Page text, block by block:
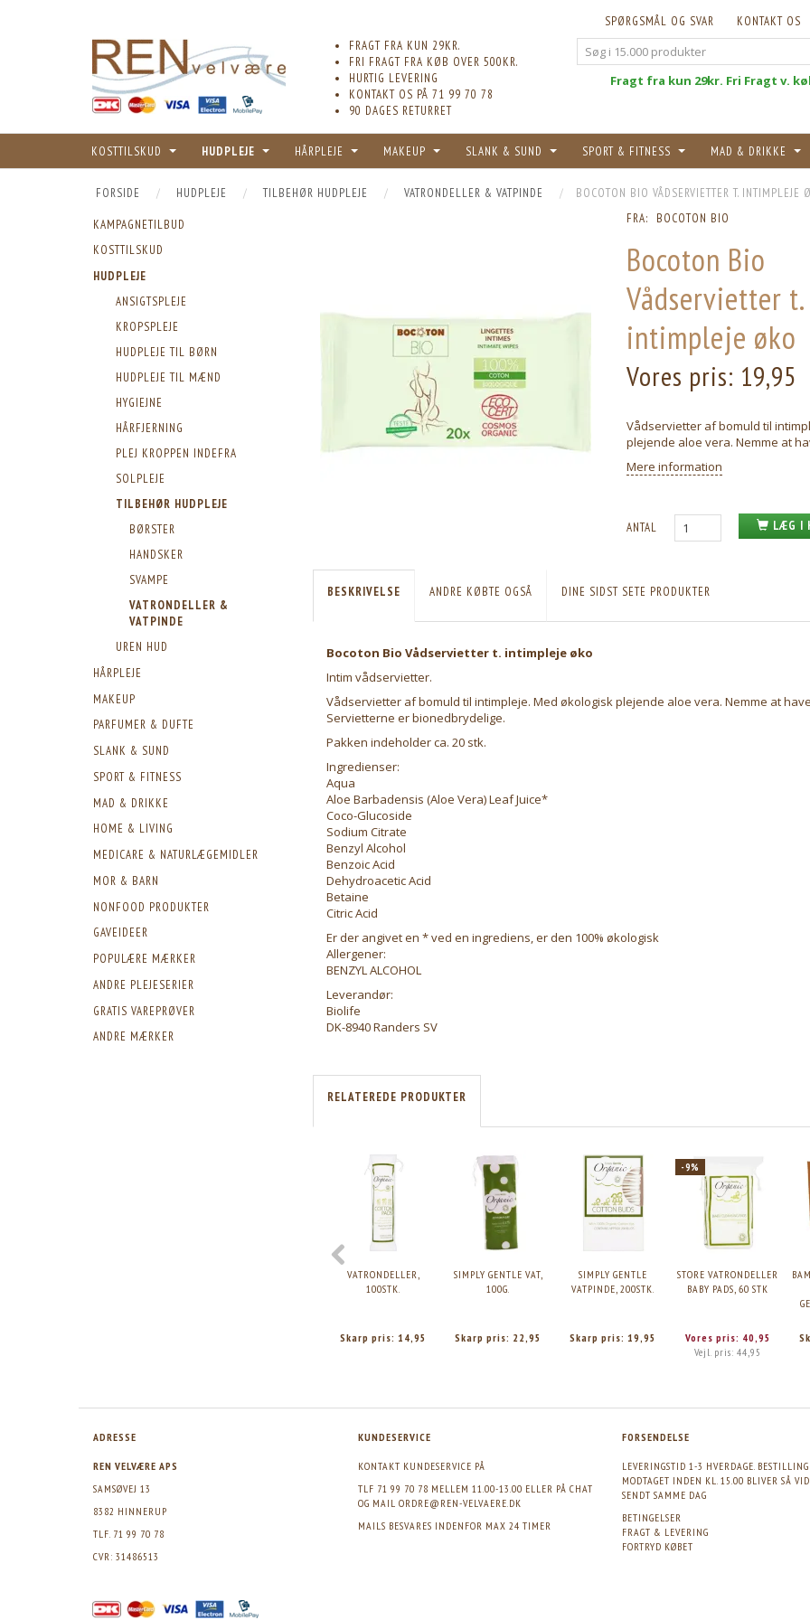
KONTAKT OS
SPØRGSMÅL OG SVAR
FRAGT FRA KUN 29KR.
FRI FRAGT FRA KØB OVER 500KR.
HURTIG LEVERING
KONTAKT OS PÅ 71 99 70 78
90 DAGES RETURRET
Fragt fra kun 29kr. Fri Fragt v.
KOSTTILSKUD HUDPLEJE HÅRPLEJE MAKEUP SLANK & SUND SPORT & FITNESS MAD & DRIKKE
FORSIDE HUDPLEJE TILBEHØR HUDPLEJE VATRONDELLER & VATPINDE BOCOTON BIO VÅDSERVIETTER T. INTIMPLEJE
KAMPAGNETILBUD
KOSTTILSKUD
HUDPLEJE
ANSIGTSPLEJE
KROPSPLEJE
HUDPLEJE TIL BØRN
HUDPLEJE TIL MÆND
HYGIEJNE
HÅRFJERNING
PLEJ KROPPEN INDEFRA
SOLPLEJE
TILBEHØR HUDPLEJE
BØRSTER
HANDSKER
SVAMPE
VATRONDELLER &
VATPINDE
UREN HUD
HÅRPLEJE
MAKEUP
PARFUMER & DUFTE
SLANK & SUND
SPORT & FITNESS
MAD & DRIKKE
HOME & LIVING
MEDICARE & NATURLÆGEMIDLER
MOR & BARN
NONFOOD PRODUKTER
GAVEIDEER
POPULÆRE MÆRKER
ANDRE PLEJESERIER
GRATIS VAREPRØVER
ANDRE MÆRKER
FRA: BOCOTON BIO
Bocoton Bio
Vådservietter t.
intimpleje øko
Vores pris: 19,95
Vådservietter af bomuld til
plejende aloe vera. Nemme at
Mere information
ANTAL LÆG I
BESKRIVELSE ANDRE KØBTE OGSÅ DINE SIDST SETE PRODUKTER
Bocoton Bio Vådservietter t. intimpleje øko
Intim vådservietter.
Vådservietter af bomuld til intimpleje. Med økologisk plejende aloe vera. Nemme at
Servietterne er bionedbrydelige.
Pakken indeholder ca. 20 stk.
Ingredienser:
Aqua
Aloe Barbadensis (Aloe Vera) Leaf Juice*
Coco-Glucoside
Sodium Citrate
Benzyl Alcohol
Benzoic Acid
Dehydroacetic Acid
Betaine
Citric Acid
Er der angivet en * ved en ingrediens, er den 100% økologisk
Allergener:
BENZYL ALCOHOL
Leverandør:
Biolife
DK-8940 Randers SV
RELATEREDE PRODUKTER
VATRONDELLER,
100STK.
Skarp pris:14,95
SIMPLY GENTLE VAT,
100G.
Skarp pris: 22,95
SIMPLY GENTLE
VATPINDE, 200STK.
Skarp pris:19,95
-9%
STORE VATRONDELLER
BABY PADS, 60 STK
Vores pris: 40,95
Vejl. pris:44,95
ADRESSE
REN VELVÆRE APS
SAMSØVEJ 13
8382 HINNERUP
TLF. 71 99 70 78
CVR: 31486513
KUNDESERVICE
KONTAKT KUNDESERVICE PÅ
TLF 71 99 70 78 MELLEM 11.00-13.00 ELLER PÅ CHAT
OG MAIL ORDRE@REN-VELVAERE.DK
MAILS BESVARES INDENFOR MAX 24 TIMER
FORSENDELSE
LEVERINGSTID 1-3 HVERDAGE.
MODTAGET INDEN KL. 15.00 BLIVER SÅ
SENDT SAMME DAG
BETINGELSER
FRAGT & LEVERING
FORTRYD KØBET